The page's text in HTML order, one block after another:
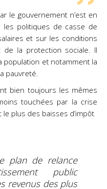
le gouvernement n’est en
politiques de casse de
et sur les conditions
de la protection sociale. Il
population et notamment la
pauvreté.
bien toujours les mêmes
touchées par la crise
plus des baisses d’impôt
plan de relance
public
revenus des plus